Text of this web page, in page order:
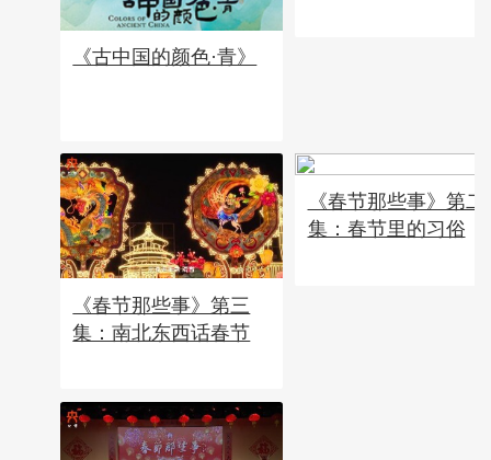
《古中国的颜色·青》
《春节那些事》第三
集：南北东西话春节
《春节那些事》第二
集：春节里的习俗